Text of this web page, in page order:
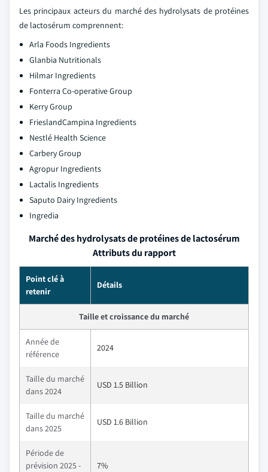
Les principaux acteurs du marché des hydrolysats de protéines
de lactosérum comprennent:
Arla Foods Ingredients
Glanbia Nutritionals
Hilmar Ingredients
Fonterra Co-operative Group
Kerry Group
FrieslandCampina Ingredients
Nestlé Health Science
Carbery Group
Agropur Ingredients
Lactalis Ingredients
Saputo Dairy Ingredients
Ingredia
Marché des hydrolysats de protéines de lactosérum
Attributs du rapport
Point clé à
retenir
Détails
Taille et croissance du marché
Année de
référence
2024
Taille du marché
dans 2024
USD 1.5 Billion
Taille du marché
dans 2025
USD 1.6 Billion
Période de
prévision 2025 -
7%